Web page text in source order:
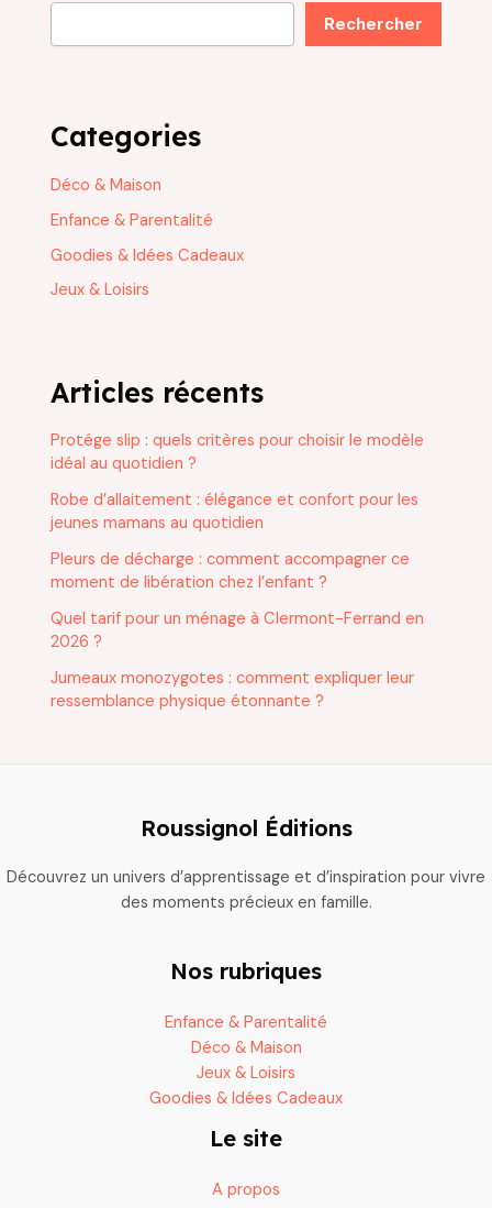
Rechercher
Categories
Déco & Maison
Enfance & Parentalité
Goodies & Idées Cadeaux
Jeux & Loisirs
Articles récents
Protége slip : quels critères pour choisir le modèle
idéal au quotidien ?
Robe d’allaitement : élégance et confort pour les
jeunes mamans au quotidien
Pleurs de décharge : comment accompagner ce
moment de libération chez l’enfant ?
Quel tarif pour un ménage à Clermont-Ferrand en
2026 ?
Jumeaux monozygotes : comment expliquer leur
ressemblance physique étonnante ?
Roussignol Éditions
Découvrez un univers d’apprentissage et d’inspiration pour vivre
des moments précieux en famille.
Nos rubriques
Enfance & Parentalité
Déco & Maison
Jeux & Loisirs
Goodies & Idées Cadeaux
Le site
A propos